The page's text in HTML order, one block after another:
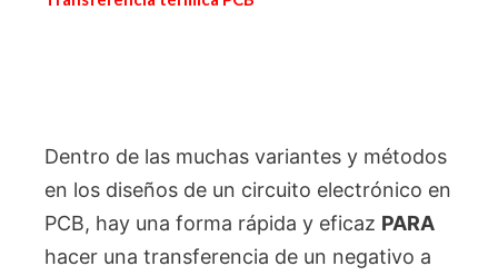
Dentro de las muchas variantes y métodos
en los diseños de un circuito electrónico en
PCB, hay una forma rápida y eficaz PARA
hacer una transferencia de un negativo a